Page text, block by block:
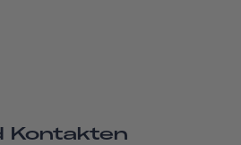
Kontakten